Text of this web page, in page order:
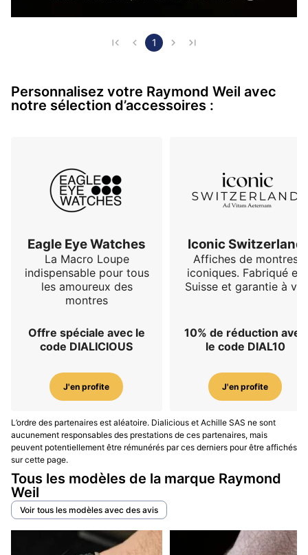
1
Personnalisez votre Raymond Weil avec
notre sélection d’accessoires :
Eagle Eye Watches
La Macro Loupe
indispensable pour tous
les amoureux des
montres
Offre spéciale avec le
code DIALICIOUS
J'en profite
Iconic Switzerland
Affiches de montres
iconiques. Fabriqué en
Suisse et garantie à vie
10% de réduction avec
le code DIAL10
J'en profite
L’ordre des partenaires est aléatoire. Dialicious et Achille SAS ne sont
aucunement responsables des prestations de ces partenaires, mais
peuvent potentiellement être rémunérés par ces derniers pour être affichés
sur cette page.
Tous les modèles de la marque Raymond
Weil
Voir tous les modèles avec des avis